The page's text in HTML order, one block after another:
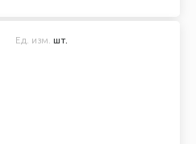
Ед. изм. шт.